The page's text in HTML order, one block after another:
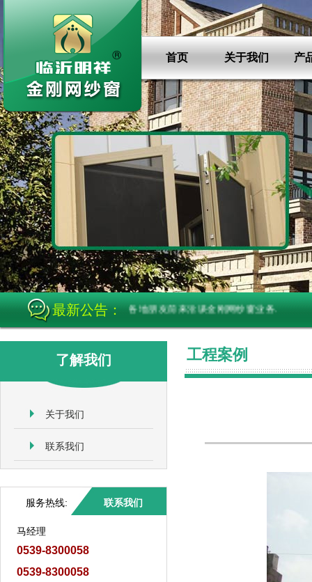
首页 关于我们 产
最新公告：
高,畅销全国各地,欢迎各地朋友前来洽谈金刚网纱窗业务.
了解我们
关于我们
联系我们
服务热线: 联系我们
马经理
0539-8300058
0539-8300058
工程案例